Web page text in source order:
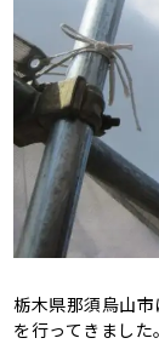
栃木県那須烏山
を行ってきました。